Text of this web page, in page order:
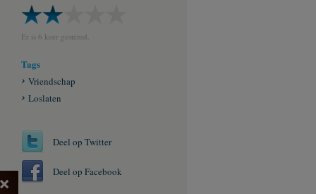
Er is 6 keer gestemd.
Tags
Vriendschap
Loslaten
Deel op Twitter
Deel op Facebook